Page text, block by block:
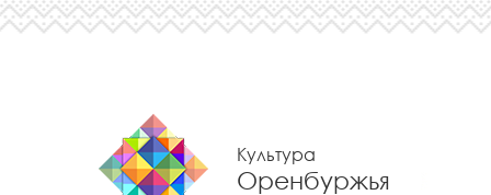
Культура
Оренбуржья